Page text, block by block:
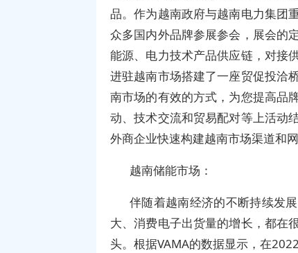
品。作为越南政府与越南电力集团
众多国内外品牌参展参会，展会的
能源、电力技术产品供应链，对接
进驻越南市场搭建了一座贸促投洽
南市场的有效的方式，为您提高品
动、技术交流和贸易配对等上活动
外商企业快速构建越南市场渠道和网
越南储能市场：
伴随着越南经济的不断持续发
大、消费电子出货量的增长，都在
头。根据VAMA的数据显示，在